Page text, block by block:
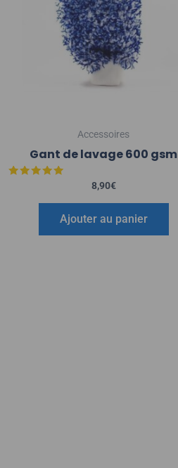
Accessoires
Gant de lavage 600 gsm
sur 5
8,90€
Ajouter au panier